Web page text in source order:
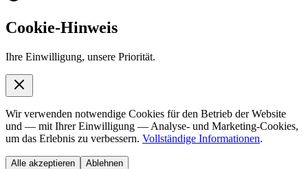
Cookie-Hinweis
Ihre Einwilligung, unsere Priorität.
Wir verwenden notwendige Cookies für den Betrieb der Website
und — mit Ihrer Einwilligung — Analyse- und Marketing-Cookies,
um das Erlebnis zu verbessern. Vollständige Informationen.
Alle akzeptieren
Ablehnen